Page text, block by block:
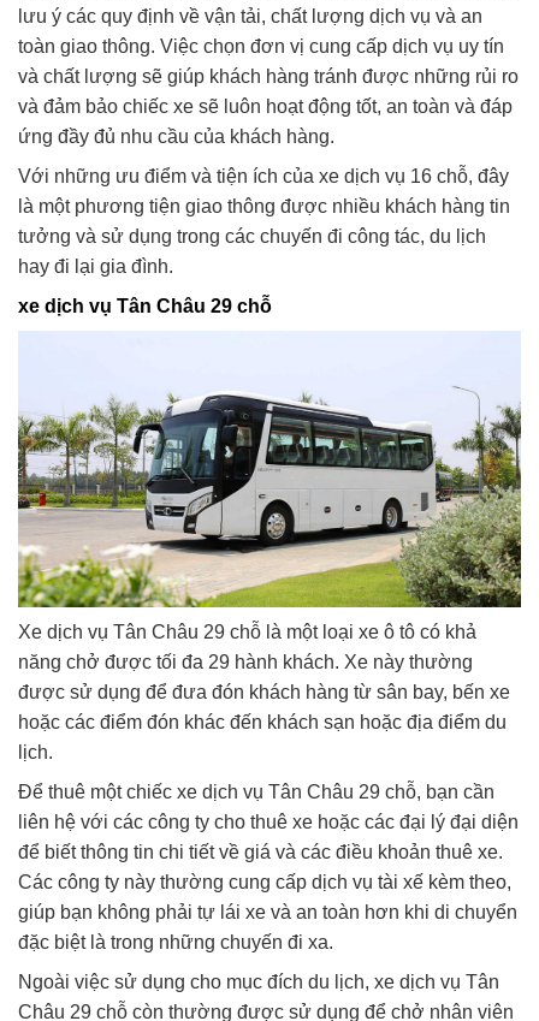
lưu ý các quy định về vận tải, chất lượng dịch vụ và an
toàn giao thông. Việc chọn đơn vị cung cấp dịch vụ uy tín
và chất lượng sẽ giúp khách hàng tránh được những rủi ro
và đảm bảo chiếc xe sẽ luôn hoạt động tốt, an toàn và đáp
ứng đầy đủ nhu cầu của khách hàng.
Với những ưu điểm và tiện ích của xe dịch vụ 16 chỗ, đây
là một phương tiện giao thông được nhiều khách hàng tin
tưởng và sử dụng trong các chuyến đi công tác, du lịch
hay đi lại gia đình.
xe dịch vụ Tân Châu 29 chỗ
Xe dịch vụ Tân Châu 29 chỗ là một loại xe ô tô có khả
năng chở được tối đa 29 hành khách. Xe này thường
được sử dụng để đưa đón khách hàng từ sân bay, bến xe
hoặc các điểm đón khác đến khách sạn hoặc địa điểm du
lịch.
Để thuê một chiếc xe dịch vụ Tân Châu 29 chỗ, bạn cần
liên hệ với các công ty cho thuê xe hoặc các đại lý đại diện
để biết thông tin chi tiết về giá và các điều khoản thuê xe.
Các công ty này thường cung cấp dịch vụ tài xế kèm theo,
giúp bạn không phải tự lái xe và an toàn hơn khi di chuyển
đặc biệt là trong những chuyến đi xa.
Ngoài việc sử dụng cho mục đích du lịch, xe dịch vụ Tân
Châu 29 chỗ còn thường được sử dụng để chở nhân viên